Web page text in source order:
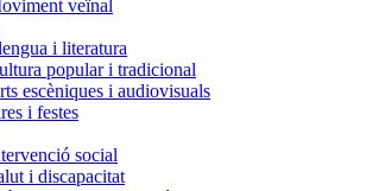
veïnal
i literatura
popular i tradicional
escèniques i audiovisuals
i festes
social
i discapacitat